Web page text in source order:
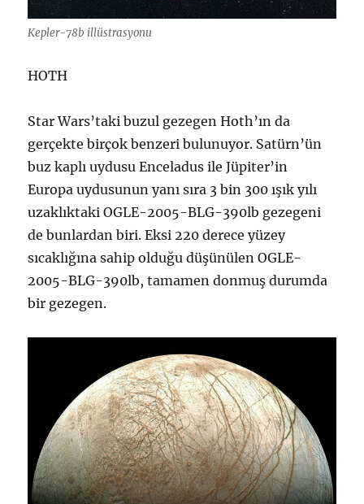
Kepler-78b illüstrasyonu
HOTH
Star Wars’taki buzul gezegen Hoth’ın da
gerçekte birçok benzeri bulunuyor. Satürn’ün
buz kaplı uydusu Enceladus ile Jüpiter’in
Europa uydusunun yanı sıra 3 bin 300 ışık yılı
uzaklıktaki OGLE-2005-BLG-390lb gezegeni
de bunlardan biri. Eksi 220 derece yüzey
sıcaklığına sahip olduğu düşünülen OGLE-
2005-BLG-390lb, tamamen donmuş durumda
bir gezegen.